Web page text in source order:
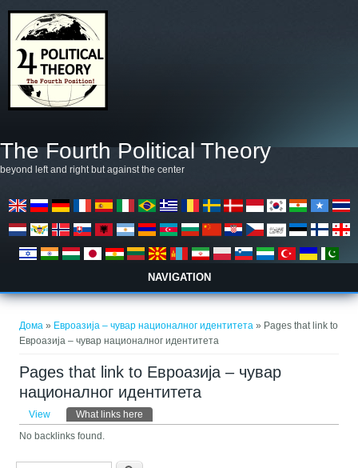
The Fourth Political Theory
beyond left and right but against the center
NAVIGATION
Дома » Евроазија – чувар националног идентитета » Pages that link to
Евроазија – чувар националног идентитета
Pages that link to Евроазија – чувар
националног идентитета
Primary tabs
View What links here
No backlinks found.